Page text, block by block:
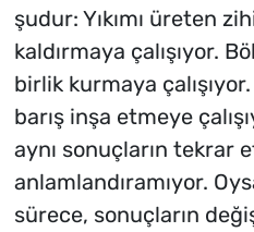
şudur: Yıkımı üreten
kaldırmaya çalışıyor.
birlik kurmaya
barış inşa etmeye
aynı sonuçların tekrar
anlamlandıramıyor.
sürece, sonuçların